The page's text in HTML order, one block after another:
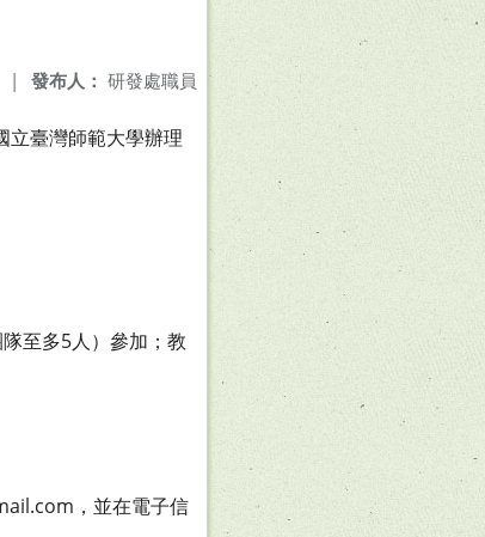
發布人： 研發處職員
|
立臺灣師範大學辦理
至多5人）參加；教
，並在電子信